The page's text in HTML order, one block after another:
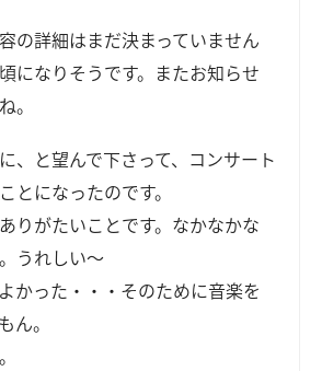
の詳細はまだ決まっていません
になりそうです。またお知らせ
。
、と望んで下さって、コンサート
とになったのです。
りがたいことです。なかなかな
うれしい～
かった・・・そのために音楽を
ん。